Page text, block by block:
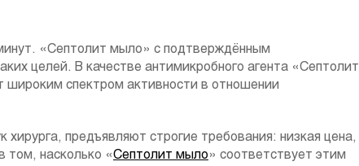
«Септолит мыло» с подтверждённым
целей. В качестве антимикробного агента «Септолит
спектром активности в отношении
предъявляют строгие требования: низкая цена,
том, насколько «Септолит мыло » соответствует этим